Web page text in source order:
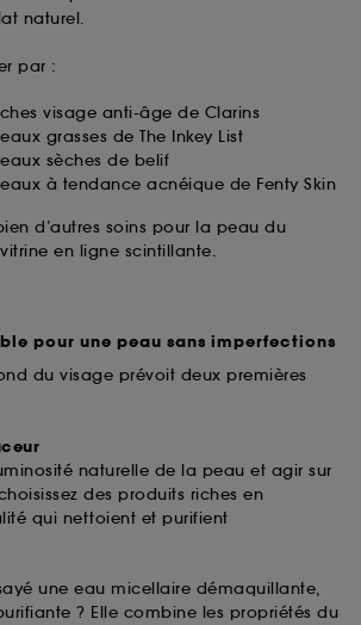
naturel.
par :
visage anti-âge de Clarins
grasses de The Inkey List
sèches de belif
à tendance acnéique de Fenty Skin
d’autres soins pour la peau du
en ligne scintillante.
pour une peau sans imperfections
du visage prévoit deux premières
naturelle de la peau et agir sur
des produits riches en
qui nettoient et purifient
une eau micellaire démaquillante,
? Elle combine les propriétés du